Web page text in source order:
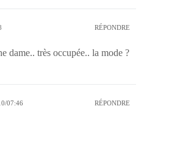
RÉPONDRE
dame.. très occupée.. la mode ?
07:46 RÉPONDRE